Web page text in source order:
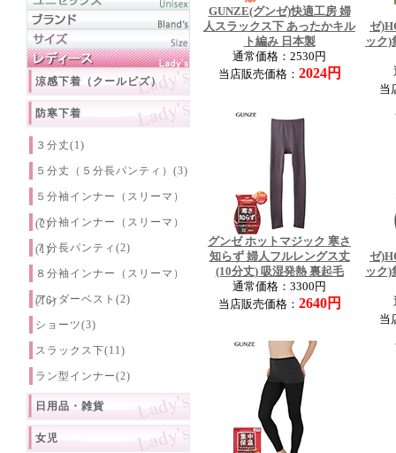
涼感下着（クールビズ）
防寒下着
３分丈(1)
５分丈（５分長パンティ）(3)
５分袖インナー（スリーマ）
(2)
７分袖インナー（スリーマ）
(1)
７分長パンティ(2)
８分袖インナー（スリーマ）
(16)
アンダーベスト(2)
ショーツ(3)
スラックス下(11)
ラン型インナー(2)
日用品・雑貨
女児
GUNZE(グンゼ)快適工房 婦
人スラックス下 あったかキル
ト編み 日本製
通常価格：2530円
当店販売価格： 2024円
ゼ
ック)
当
グンゼ ホットマジック 寒さ
知らず 婦人フルレングス丈
(10分丈) 吸湿発熱 裏起毛
通常価格：3300円
当店販売価格： 2640円
ゼ
ック)
当